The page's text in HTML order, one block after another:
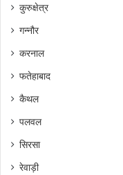
कुरुक्षेत्र
गन्नौर
करनाल
फतेहाबाद
कैथल
पलवल
सिरसा
रेवाड़ी